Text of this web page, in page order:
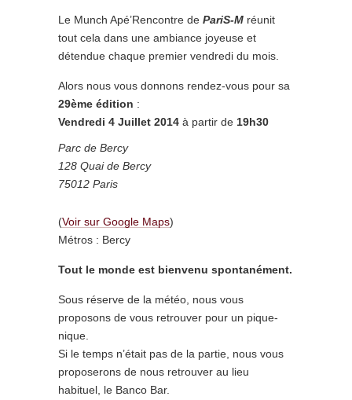
Le Munch Apé’Rencontre de PariS-M réunit
tout cela dans une ambiance joyeuse et
détendue chaque premier vendredi du mois.
Alors nous vous donnons rendez-vous pour sa
29ème édition :
Vendredi 4 Juillet 2014 à partir de 19h30
Parc de Bercy
128 Quai de Bercy
75012 Paris
(Voir sur Google Maps)
Métros : Bercy
Tout le monde est bienvenu spontanément.
Sous réserve de la météo, nous vous
proposons de vous retrouver pour un pique-
nique.
Si le temps n’était pas de la partie, nous vous
proposerons de nous retrouver au lieu
habituel, le Banco Bar.